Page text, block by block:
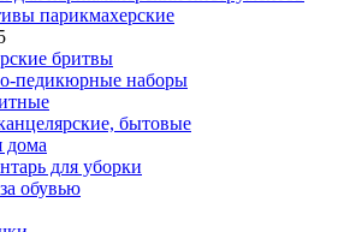
парикмахерские
бритвы
педикюрные наборы
бытовые
дома
для уборки
обувью